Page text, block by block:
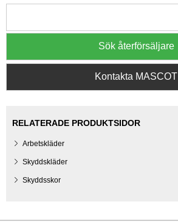
Sök återförsäljare
Kontakta MASCOT
RELATERADE PRODUKTSIDOR
Arbetskläder
Skyddskläder
Skyddsskor